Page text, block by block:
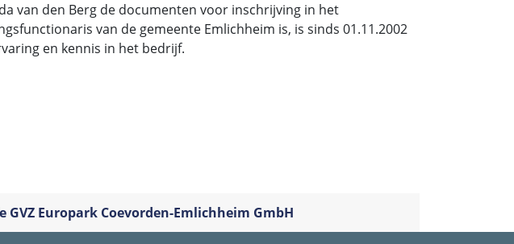
van den Berg de documenten voor inschrijving in het
van de gemeente Emlichheim is, is sinds 01.11.2002
en kennis in het bedrijf.
Europark Coevorden-Emlichheim GmbH